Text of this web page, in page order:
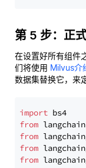
第 5 步：正
在设置好所有组件
们将使用 Milvus介
数据集替换它，来
import
from langchain
from
from
from